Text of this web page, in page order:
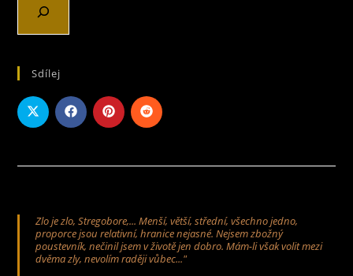
Sdílej
Zlo je zlo, Stregobore,... Menší, větší, střední, všechno jedno,
proporce jsou relativní, hranice nejasné. Nejsem zbožný
poustevník, nečinil jsem v životě jen dobro. Mám-li však volit mezi
dvěma zly, nevolím raději vůbec..."